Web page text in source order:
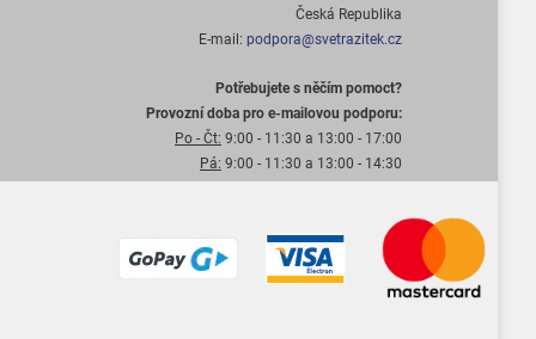
Česká Republika
E-mail: podpora@svetrazitek.cz
Potřebujete s něčím pomoct?
Provozní doba pro e-mailovou podporu:
Po - Čt: 9:00 - 11:30 a 13:00 - 17:00
Pá: 9:00 - 11:30 a 13:00 - 14:30